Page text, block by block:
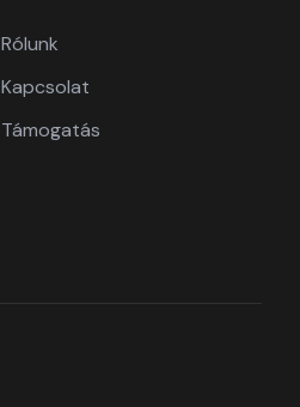
Rólunk
Kapcsolat
Támogatás